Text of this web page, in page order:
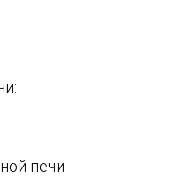
печи: